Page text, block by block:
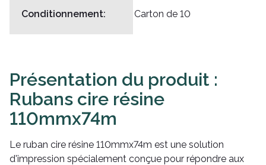
Conditionnement: Carton de 10
Présentation du produit :
Rubans cire résine
110mmx74m
Le ruban cire résine 110mmx74m est une solution
d'impression spécialement conçue pour répondre aux